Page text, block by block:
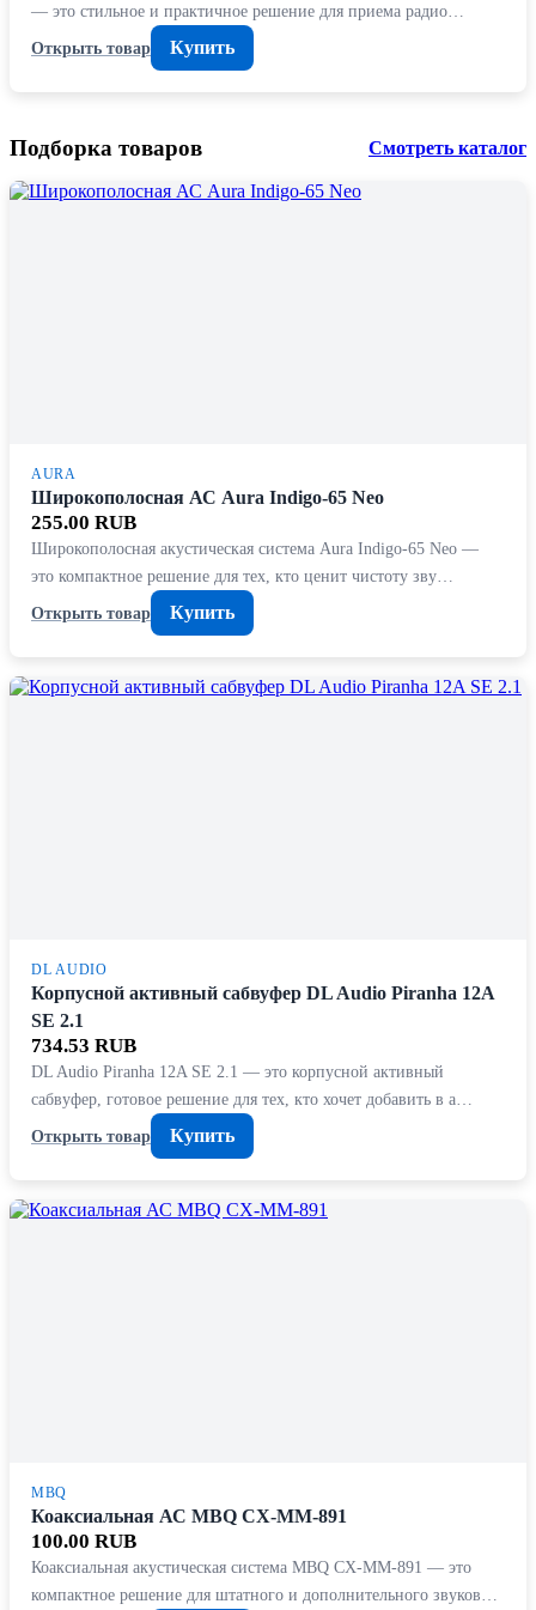
— это стильное и практичное решение для приема радио…
Открыть товар
Купить
Подборка товаров Смотреть каталог
AURA
Широкополосная АС Aura Indigo-65 Neo
255.00 RUB
Широкополосная акустическая система Aura Indigo-65 Neo —
это компактное решение для тех, кто ценит чистоту зву…
Открыть товар
Купить
DL AUDIO
Корпусной активный сабвуфер DL Audio Piranha 12A
SE 2.1
734.53 RUB
DL Audio Piranha 12A SE 2.1 — это корпусной активный
сабвуфер, готовое решение для тех, кто хочет добавить в а…
Открыть товар
Купить
MBQ
Коаксиальная АС MBQ CX-MM-891
100.00 RUB
Коаксиальная акустическая система MBQ CX-MM-891 — это
компактное решение для штатного и дополнительного звуков…